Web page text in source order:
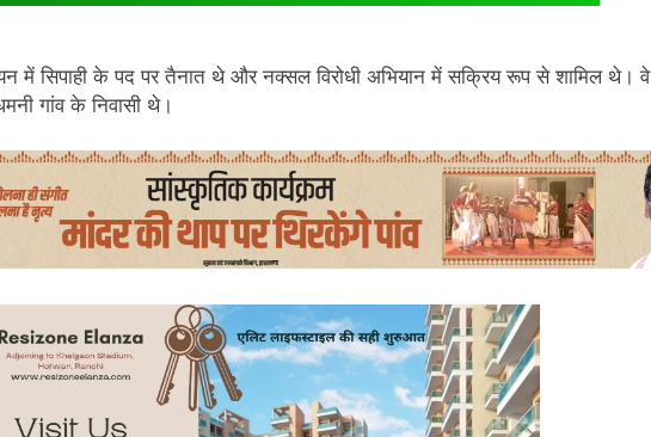
में सिपाही के पद पर तैनात थे और नक्सल विरोधी अभियान में सक्रिय रूप से शामिल थे। वे
गांव के निवासी थे।